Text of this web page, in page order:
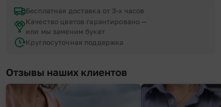
Бесплатная доставка от 3-х часов
Качество цветов гарантировано —
или мы заменим букет
Круглосуточная поддержка
Отзывы наших клиентов